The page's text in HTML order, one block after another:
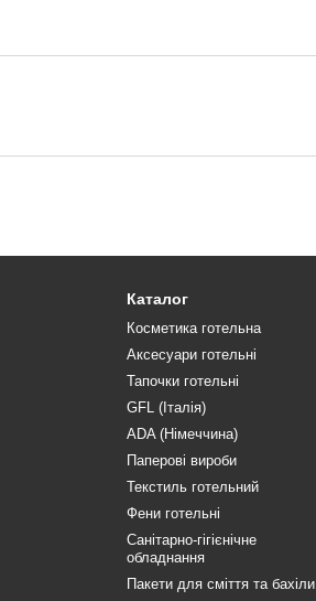
Каталог
Косметика готельна
Аксесуари готельні
Тапочки готельні
GFL (Італія)
ADA (Німеччина)
Паперові вироби
Текстиль готельний
Фени готельні
Санітарно-гігієнічне
обладнання
Пакети для сміття та бахіли